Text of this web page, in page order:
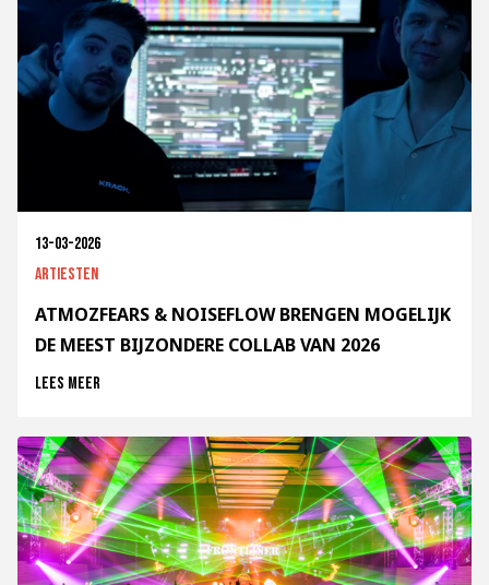
13-03-2026
Artiesten
ATMOZFEARS & NOISEFLOW BRENGEN MOGELIJK
DE MEEST BIJZONDERE COLLAB VAN 2026
Lees meer